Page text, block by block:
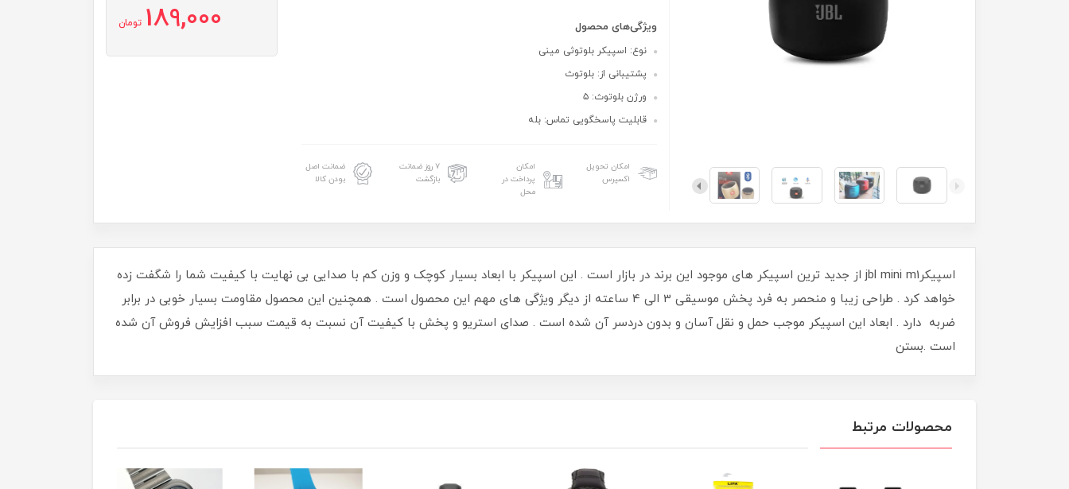
ویژگی‌های محصول
نوع: اسپیکر بلوتوثی مینی
پشتیبانی از: بلوتوث
ورژن بلوتوث: ۵
قابلیت پاسخگویی تماس: بله
امکان تحویل
اکسپرس
امکان
پرداخت در
محل
۷ روز ضمانت
بازگشت
ضمانت اصل
بودن کالا
189,000 تومان
اسپیکرjbl mini m1 از جدید ترین اسپیکر های موجود این برند در بازار است . این اسپیکر با ابعاد بسیار کوچک و وزن کم با صدایی بی نهایت با کیفیت شما را شگفت زده
خواهد کرد . طراحی زیبا و منحصر به فرد پخش موسیقی 3 الی 4 ساعته از دیگر ویژگی های مهم این محصول است . همچنین این محصول مقاومت بسیار خوبی در برابر
ضربه دارد . ابعاد این اسپیکر موجب حمل و نقل آسان و بدون دردسر آن شده است . صدای استریو و پخش با کیفیت آن نسبت به قیمت سبب افزایش فروش آن شده
است .بستن
محصولات مرتبط